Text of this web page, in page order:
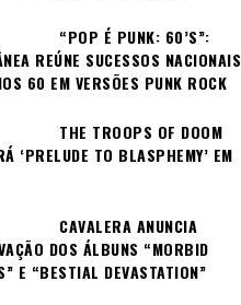
“POP É PUNK: 60’S”:
REÚNE SUCESSOS NACIONAIS
60 EM VERSÕES PUNK ROCK
THE TROOPS OF DOOM
‘PRELUDE TO BLASPHEMY’ EM
CAVALERA ANUNCIA
DOS ÁLBUNS “MORBID
E “BESTIAL DEVASTATION”